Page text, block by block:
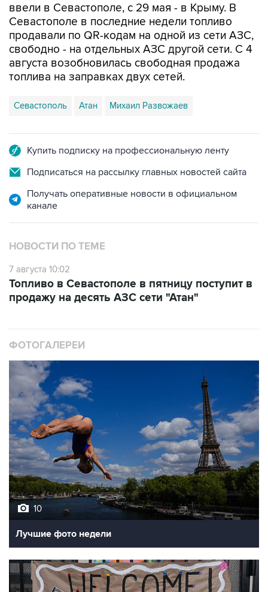
ввели в Севастополе, с 29 мая - в Крыму. В
Севастополе в последние недели топливо
продавали по QR-кодам на одной из сети АЗС,
свободно - на отдельных АЗС другой сети. С 4
августа возобновилась свободная продажа
топлива на заправках двух сетей.
Севастополь Атан Михаил Развожаев
Купить подписку на профессиональную ленту
Подписаться на рассылку главных новостей сайта
Получать оперативные новости в официальном
канале
НОВОСТИ ПО ТЕМЕ
7 августа 10:02
Топливо в Севастополе в пятницу поступит в
продажу на десять АЗС сети "Атан"
ФОТОГАЛЕРЕИ
10
Лучшие фото недели